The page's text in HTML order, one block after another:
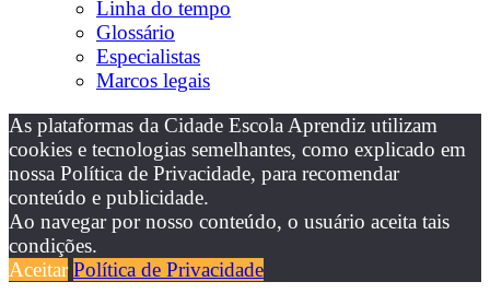
Linha do tempo
Glossário
Especialistas
Marcos legais
As plataformas da Cidade Escola Aprendiz utilizam
cookies e tecnologias semelhantes, como explicado em
nossa Política de Privacidade, para recomendar
conteúdo e publicidade.
Ao navegar por nosso conteúdo, o usuário aceita tais
condições.
Aceitar Política de Privacidade